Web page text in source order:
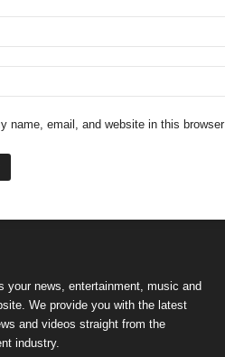
name, email, and website in this
your news, entertainment, music and
We provide you with the latest
and videos straight from the
industry.